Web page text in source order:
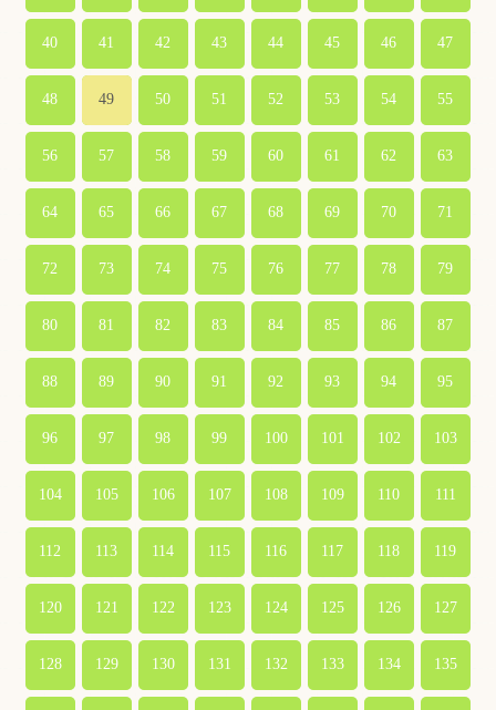
40 41 42 43 44 45 46 47
48 49 50 51 52 53 54 55
56 57 58 59 60 61 62 63
64 65 66 67 68 69 70 71
72 73 74 75 76 77 78 79
80 81 82 83 84 85 86 87
88 89 90 91 92 93 94 95
96 97 98 99 100 101 102 103
104 105 106 107 108 109 110 111
112 113 114 115 116 117 118 119
120 121 122 123 124 125 126 127
128 129 130 131 132 133 134 135